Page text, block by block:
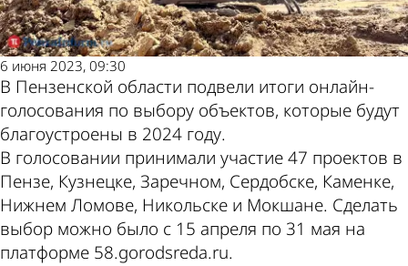
6 июня 2023, 09:30
В Пензенской области подвели итоги онлайн-
голосования по выбору объектов, которые будут
благоустроены в 2024 году.
В голосовании принимали участие 47 проектов в
Пензе, Кузнецке, Заречном, Сердобске, Каменке,
Нижнем Ломове, Никольске и Мокшане. Сделать
выбор можно было с 15 апреля по 31 мая на
платформе 58.gorodsreda.ru.